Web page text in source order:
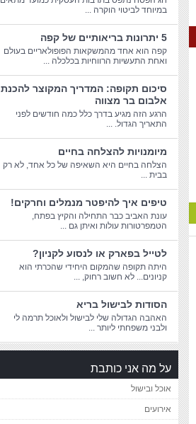
במיוחד לביטוי הוקרה ...
5 יתרונות בריאותיים של קפה
קפה הוא אחד מהמשקאות הפופולאריים בעולם
ואחת התעשיות הרווחיות בכלכלה ...
סיכום תקופה: המדריך המקוצר להכנת
אלבום בר מצווה
הרגע הזה מגיע בדרך כלל כמה חודשים לפני
התאריך הגדול. ...
מיומנויות להצלחה בחיים
הצלחה בחיים היא השאיפה של כל אחד, לא רק
בבית ...
טיפים איך להיפטר מנמלים וחרקים!
עונת האביב כבר התחילה והקיץ בפתח,
הטמפרטורות עולות ואיתן גם ...
לטייל בפארק או לנסוע לקניון?
היתה תקופה שהמקום היחידי שהכרתי הוא
קניונים... לא חשוב רחוק, ...
הסודות לבישול בריא
האהבה הגדולה שלי לבישול ולאוכל תרמה לי
ולבני משפחתי ליותר ...
על מה אני כותבת
אוכל ובישול
אירועים